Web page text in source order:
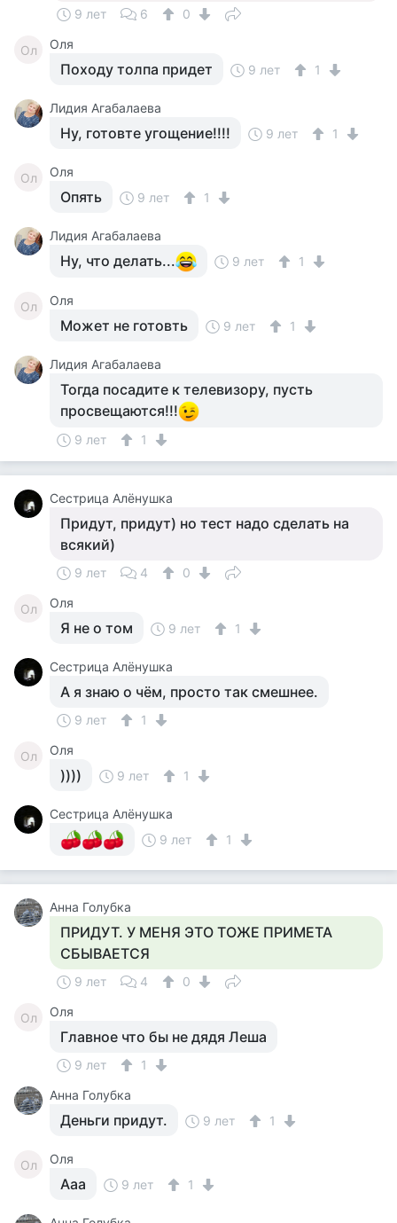
9 лет 6 0
Ол Оля
Походу толпа придет 9 лет 1
Лидия Агабалаева
Ну, готовте угощение!!!! 9 лет 1
Ол Оля
Опять 9 лет 1
Лидия Агабалаева
Ну, что делать... 9 лет 1
Ол Оля
Может не готовть 9 лет 1
Лидия Агабалаева
Тогда посадите к телевизору, пусть
просвещаются!!!
9 лет 1
Сестрица Алёнушка
Придут, придут) но тест надо сделать на
всякий)
9 лет 4 0
Ол Оля
Я не о том 9 лет 1
Сестрица Алёнушка
А я знаю о чём, просто так смешнее.
9 лет 1
Ол Оля
)))) 9 лет 1
Сестрица Алёнушка
9 лет
1
Анна Голубка
ПРИДУТ. У МЕНЯ ЭТО ТОЖЕ ПРИМЕТА
СБЫВАЕТСЯ
9 лет 4 0
Ол Оля
Главное что бы не дядя Леша
9 лет
1
Анна Голубка
Деньги придут. 9 лет 1
Ол Оля
Ааа 9 лет 1